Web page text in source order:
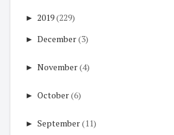
► 2019(229)
► December(3)
► November(4)
► October(6)
► September(11)